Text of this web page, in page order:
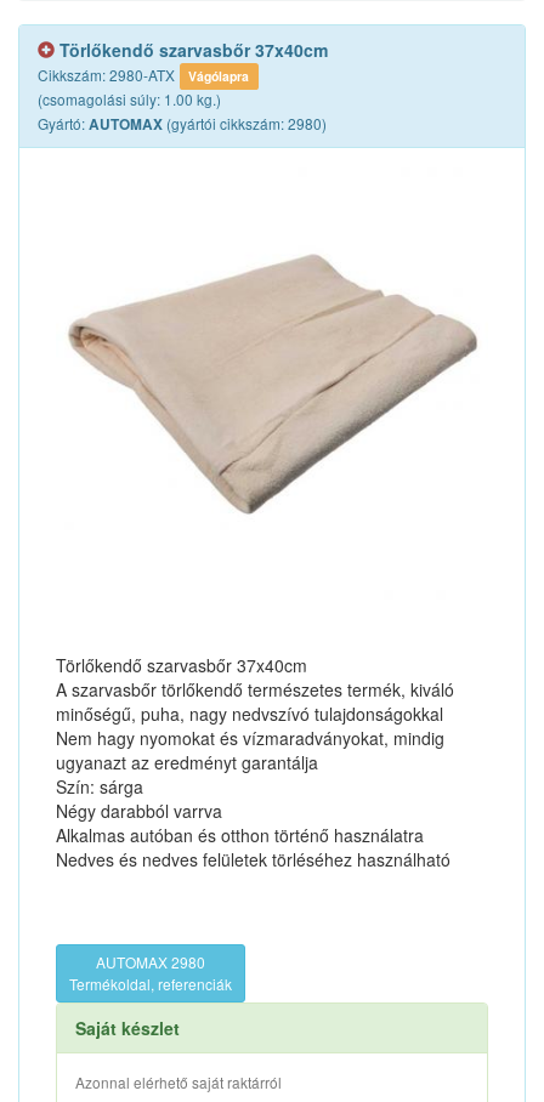
Törlőkendő szarvasbőr 37x40cm
Cikkszám: 2980-ATX Vágólapra
(csomagolási súly: 1.00 kg.)
Gyártó:AUTOMAX (gyártói cikkszám: 2980)
Törlőkendő szarvasbőr 37x40cm
A szarvasbőr törlőkendő természetes termék, kiváló
minőségű, puha, nagy nedvszívó tulajdonságokkal
Nem hagy nyomokat és vízmaradványokat, mindig
ugyanazt az eredményt garantálja
Szín: sárga
Négy darabból varrva
Alkalmas autóban és otthon történő használatra
Nedves és nedves felületek törléséhez használható
AUTOMAX 2980
Termékoldal, referenciák
Saját készlet
Azonnal elérhető saját raktárról